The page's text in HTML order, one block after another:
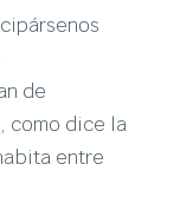
de
como dice la
entre